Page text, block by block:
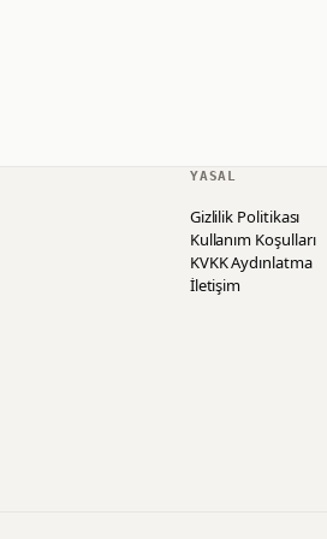
YASAL
Gizlilik Politikası
Kullanım Koşulları
KVKK Aydınlatma
İletişim